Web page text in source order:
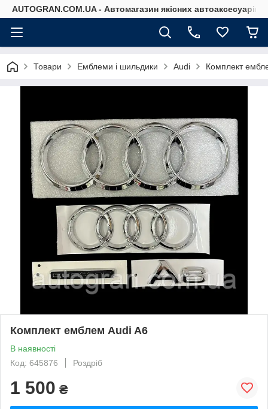
AUTOGRAN.COM.UA - Автомагазин якісних автоаксесуарів
Товари Емблеми і шильдики Audi Комплект
Комплект емблем Audi A6
В наявності
Код: 645876
Роздріб
1 500 ₴